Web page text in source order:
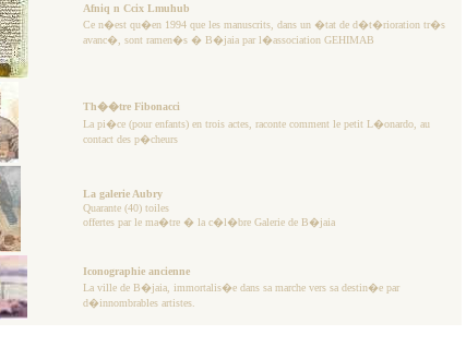
Afniq n Ccix Lmuhub
Ce n�est qu�en 1994 que les manuscrits, dans un �tat de d�t�rioration tr�s
avanc�, sont ramen�s � B�jaia par l�association GEHIMAB
Th��tre Fibonacci
La pi�ce (pour enfants) en trois actes, raconte comment le petit L�onardo, au
contact des p�cheurs
La galerie Aubry
Quarante (40) toiles
offertes par le ma�tre � la c�l�bre Galerie de B�jaia
Iconographie ancienne
La ville de B�jaia, immortalis�e dans sa marche vers sa destin�e par
d�innombrables artistes.